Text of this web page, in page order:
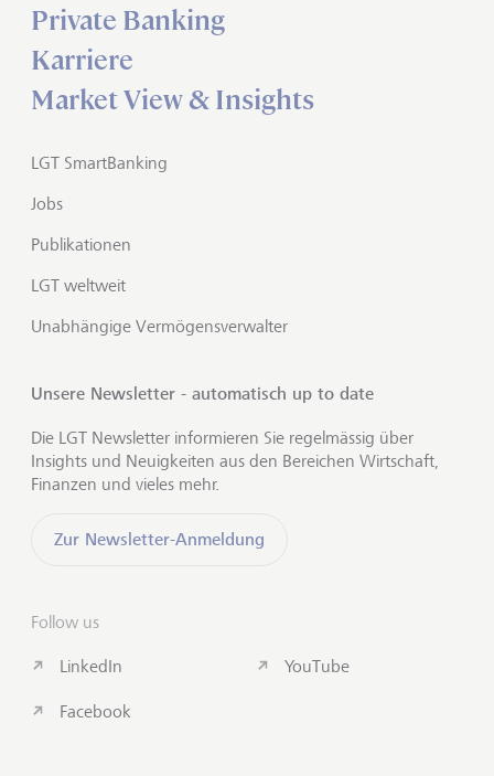
Private Banking
Karriere
Market View & Insights
LGT SmartBanking
Jobs
Publikationen
LGT weltweit
Unabhängige Vermögensverwalter
Unsere Newsletter - automatisch up to date
Die LGT Newsletter informieren Sie regelmässig über
Insights und Neuigkeiten aus den Bereichen Wirtschaft,
Finanzen und vieles mehr.
Zur Newsletter-Anmeldung
Follow us
LinkedIn
Facebook
YouTube